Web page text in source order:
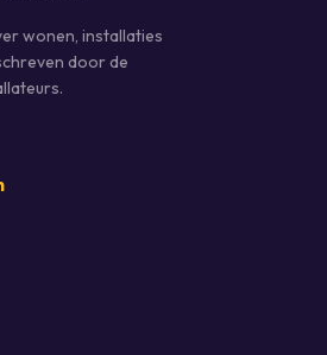
wonen, installaties
door de